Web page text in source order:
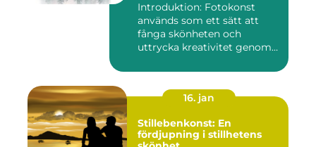
Introduktion: Fotokonst
används som ett sätt att
fånga skönheten och
uttrycka kreativitet genom
16. jan
Stillebenkonst: En
fördjupning i stillhetens